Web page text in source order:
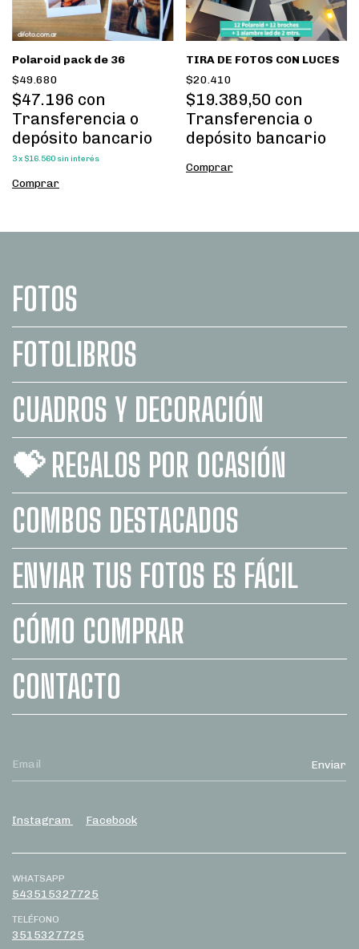
Polaroid pack de 36
$49.680
$47.196 con
Transferencia o
depósito bancario
3x $16.560 sin interés
TIRA DE FOTOS CON LUCES
$20.410
$19.389,50 con
Transferencia o
depósito bancario
FOTOS
FOTOLIBROS
CUADROS Y DECORACIÓN
💝 REGALOS POR OCASIÓN
COMBOS DESTACADOS
ENVIAR TUS FOTOS ES FÁCIL
CÓMO COMPRAR
CONTACTO
Instagram Facebook
WHATSAPP
543515327725
TELÉFONO
3515327725